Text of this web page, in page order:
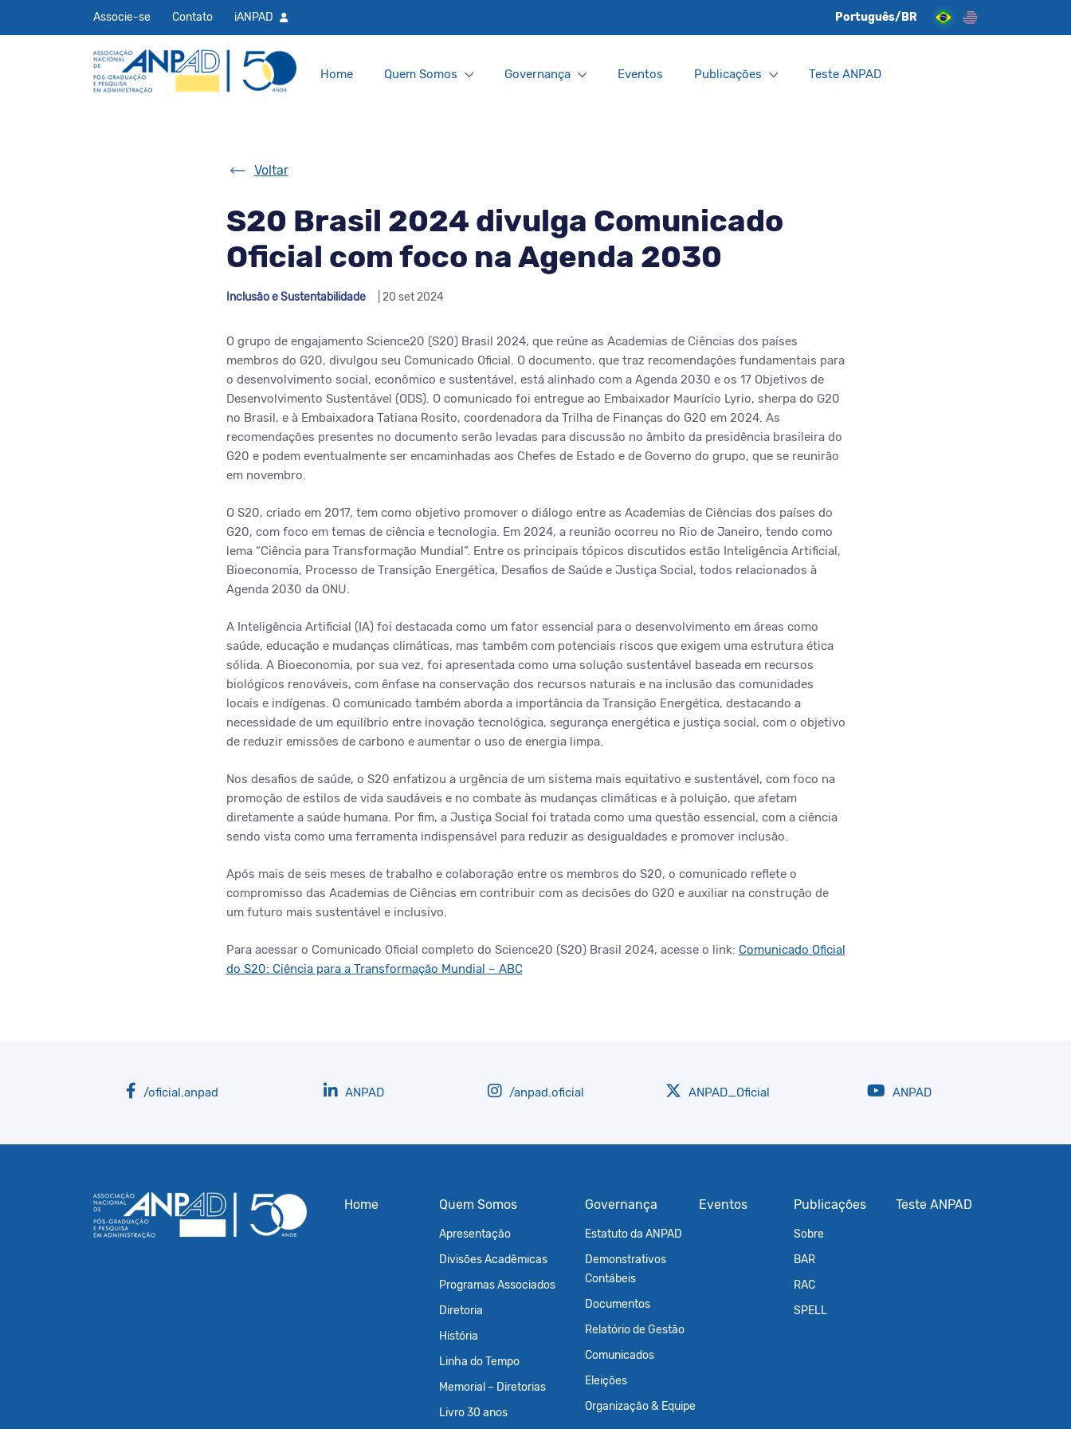
Associe-se Contato iANPAD Português/BR
Home Quem Somos Governança Eventos Publicações Teste ANPAD
Voltar
S20 Brasil 2024 divulga Comunicado
Oficial com foco na Agenda 2030
Inclusão e Sustentabilidade | 20 set 2024
O grupo de engajamento Science20 (S20) Brasil 2024, que reúne as Academias de Ciências dos países
membros do G20, divulgou seu Comunicado Oficial. O documento, que traz recomendações fundamentais para
o desenvolvimento social, econômico e sustentável, está alinhado com a Agenda 2030 e os 17 Objetivos de
Desenvolvimento Sustentável (ODS). O comunicado foi entregue ao Embaixador Maurício Lyrio, sherpa do G20
no Brasil, e à Embaixadora Tatiana Rosito, coordenadora da Trilha de Finanças do G20 em 2024. As
recomendações presentes no documento serão levadas para discussão no âmbito da presidência brasileira do
G20 e podem eventualmente ser encaminhadas aos Chefes de Estado e de Governo do grupo, que se reunirão
em novembro.
O S20, criado em 2017, tem como objetivo promover o diálogo entre as Academias de Ciências dos países do
G20, com foco em temas de ciência e tecnologia. Em 2024, a reunião ocorreu no Rio de Janeiro, tendo como
lema “Ciência para Transformação Mundial”. Entre os principais tópicos discutidos estão Inteligência Artificial,
Bioeconomia, Processo de Transição Energética, Desafios de Saúde e Justiça Social, todos relacionados à
Agenda 2030 da ONU.
A Inteligência Artificial (IA) foi destacada como um fator essencial para o desenvolvimento em áreas como
saúde, educação e mudanças climáticas, mas também com potenciais riscos que exigem uma estrutura ética
sólida. A Bioeconomia, por sua vez, foi apresentada como uma solução sustentável baseada em recursos
biológicos renováveis, com ênfase na conservação dos recursos naturais e na inclusão das comunidades
locais e indígenas. O comunicado também aborda a importância da Transição Energética, destacando a
necessidade de um equilíbrio entre inovação tecnológica, segurança energética e justiça social, com o objetivo
de reduzir emissões de carbono e aumentar o uso de energia limpa.
Nos desafios de saúde, o S20 enfatizou a urgência de um sistema mais equitativo e sustentável, com foco na
promoção de estilos de vida saudáveis e no combate às mudanças climáticas e à poluição, que afetam
diretamente a saúde humana. Por fim, a Justiça Social foi tratada como uma questão essencial, com a ciência
sendo vista como uma ferramenta indispensável para reduzir as desigualdades e promover inclusão.
Após mais de seis meses de trabalho e colaboração entre os membros do S20, o comunicado reflete o
compromisso das Academias de Ciências em contribuir com as decisões do G20 e auxiliar na construção de
um futuro mais sustentável e inclusivo.
Para acessar o Comunicado Oficial completo do Science20 (S20) Brasil 2024, acesse o link: Comunicado Oficial
do S20: Ciência para a Transformação Mundial – ABC
/oficial.anpad ANPAD /anpad.oficial ANPAD_Oficial ANPAD
Home Quem Somos
Apresentação
Divisões Acadêmicas
Programas Associados
Diretoria
História
Linha do Tempo
Memorial – Diretorias
Livro 30 anos
Governança
Estatuto da ANPAD
Demonstrativos
Contábeis
Documentos
Relatório de Gestão
Comunicados
Eleições
Organização & Equipe
Eventos Publicações
Sobre
BAR
RAC
SPELL
Teste ANPAD